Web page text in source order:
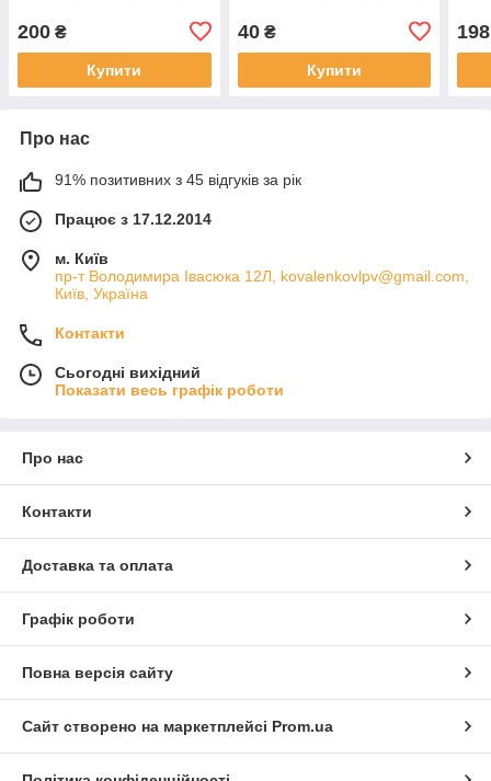
200 ₴
Купити
40₴
Купити
198
Про нас
91% позитивних з 45 відгуків за рік
Працює з 17.12.2014
м. Київ
пр-т Володимира Івасюка 12Л, kovalenkovlpv@gmail.com,
Київ, Україна
Контакти
Сьогодні вихідний
Показати весь графік роботи
Про нас
Контакти
Доставка та оплата
Графік роботи
Повна версія сайту
Сайт створено на маркетплейсі Prom.ua